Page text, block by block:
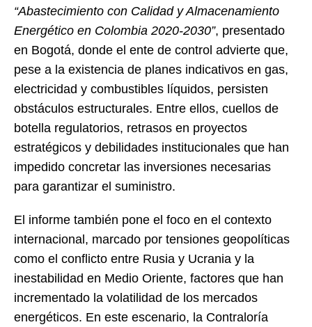
“Abastecimiento con Calidad y Almacenamiento
Energético en Colombia 2020-2030”, presentado
en Bogotá, donde el ente de control advierte que,
pese a la existencia de planes indicativos en gas,
electricidad y combustibles líquidos, persisten
obstáculos estructurales. Entre ellos, cuellos de
botella regulatorios, retrasos en proyectos
estratégicos y debilidades institucionales que han
impedido concretar las inversiones necesarias
para garantizar el suministro.
El informe también pone el foco en el contexto
internacional, marcado por tensiones geopolíticas
como el conflicto entre Rusia y Ucrania y la
inestabilidad en Medio Oriente, factores que han
incrementado la volatilidad de los mercados
energéticos. En este escenario, la Contraloría